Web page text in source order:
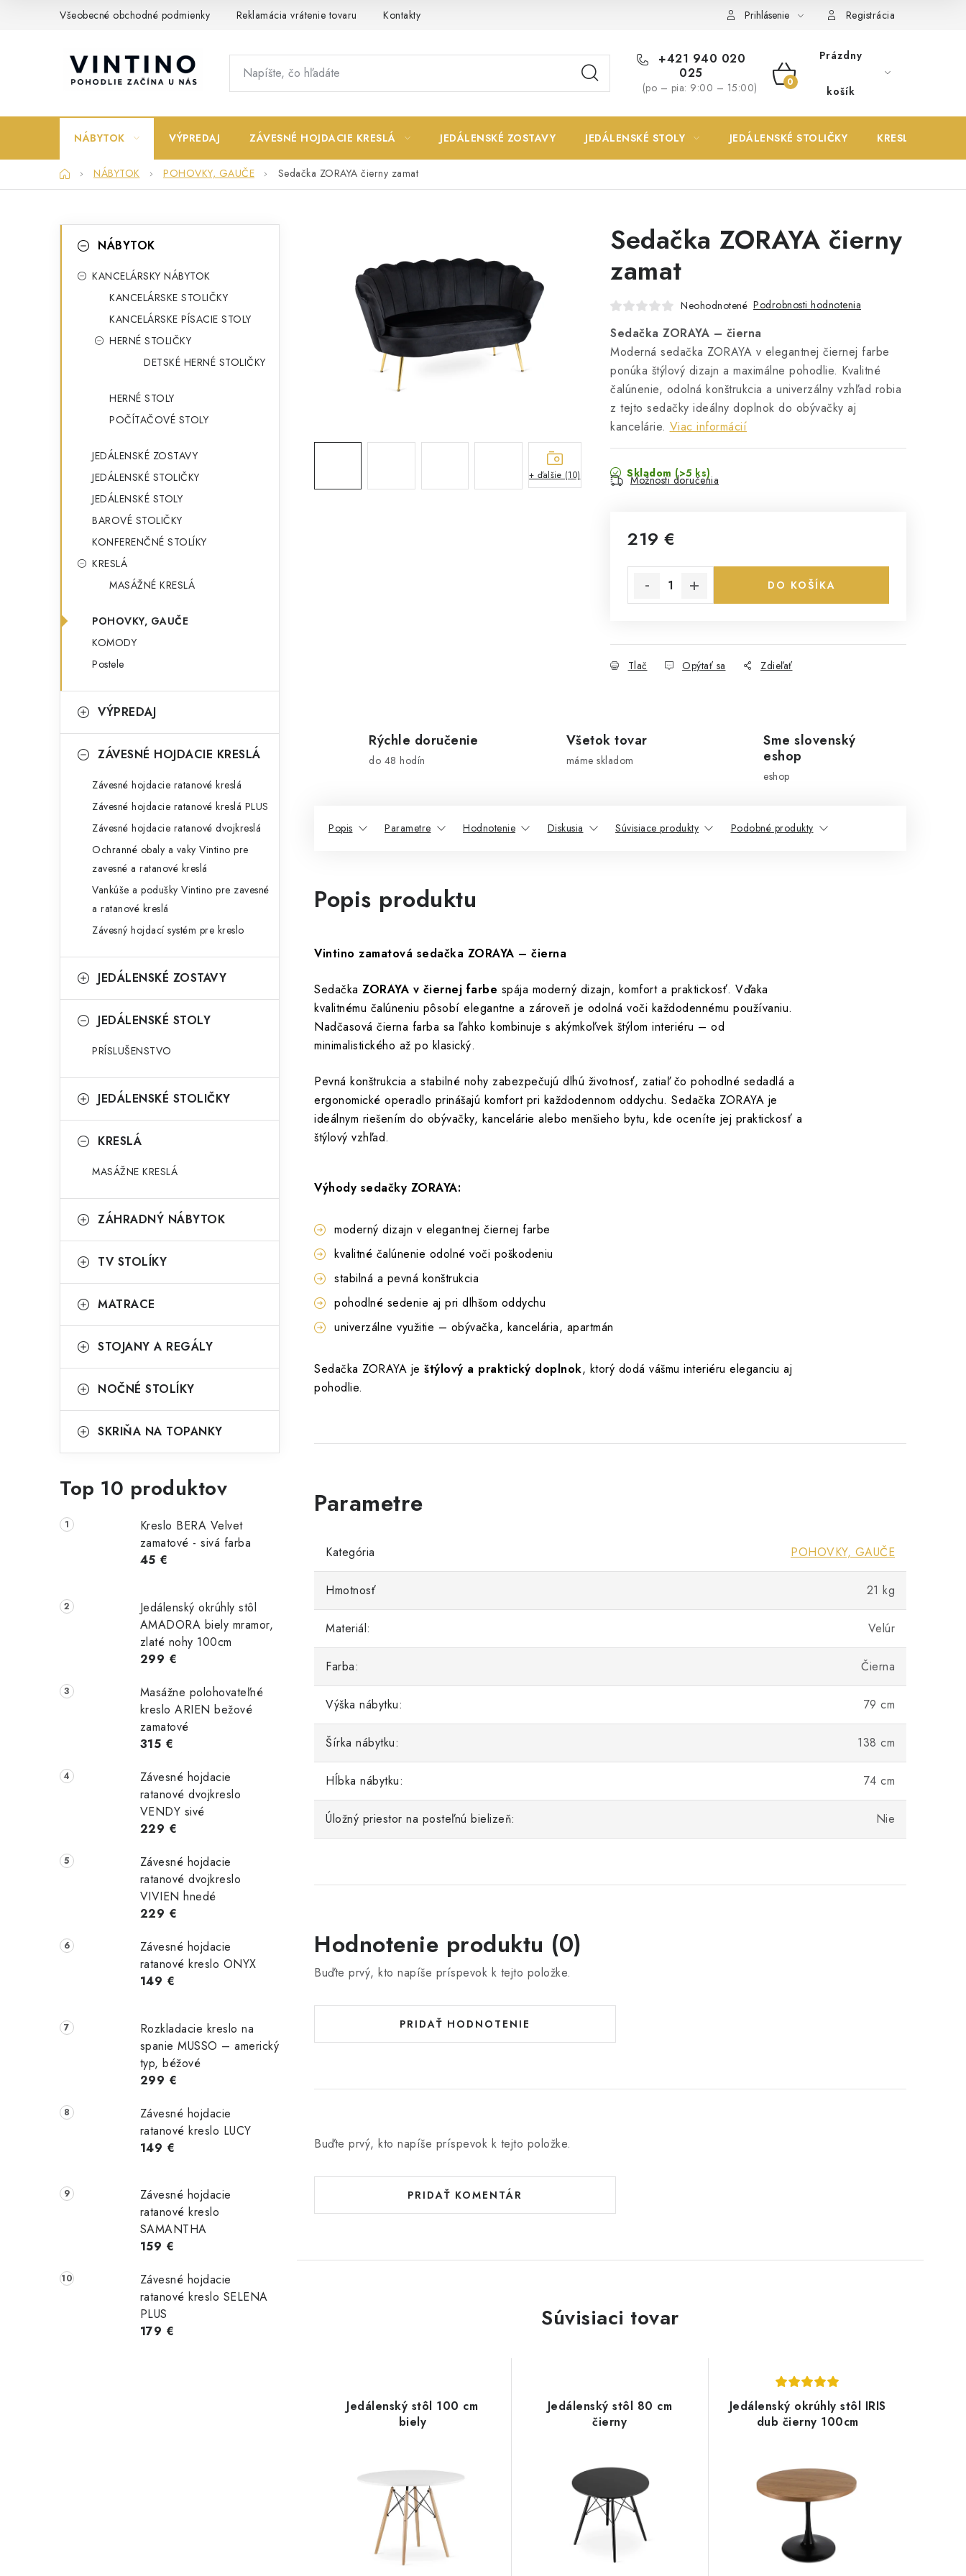
Všeobecné obchodné podmienky Reklamácia vrátenie tovaru Kontakty Prihlásenie Registrácia
+421 940 020
025
(po – pia: 9:00 – 15:00)
NÁKUPNÝ
Prázdny
košík
NÁBYTOK VÝPREDAJ ZÁVESNÉ HOJDACIE KRESLÁ JEDÁLENSKÉ ZOSTAVY JEDÁLENSKÉ STOLY JEDÁLENSKÉ STOLIČKY KRESLÁ
DomovNÁBYTOK POHOVKY, GAUČE Sedačka ZORAYA čierny zamat
kategórieNÁBYTOK
KANCELÁRSKY NÁBYTOK
KANCELÁRSKE STOLIČKY
KANCELÁRSKE PÍSACIE STOLY
HERNÉ STOLIČKY
DETSKÉ HERNÉ STOLIČKY
HERNÉ STOLY
POČÍTAČOVÉ STOLY
JEDÁLENSKÉ ZOSTAVY
JEDÁLENSKÉ STOLIČKY
JEDÁLENSKÉ STOLY
BAROVÉ STOLIČKY
KONFERENČNÉ STOLÍKY
KRESLÁ
MASÁŽNÉ KRESLÁ
POHOVKY, GAUČE
KOMODY
Postele
VÝPREDAJ
ZÁVESNÉ HOJDACIE KRESLÁ
Závesné hojdacie ratanové kreslá
Závesné hojdacie ratanové kreslá PLUS
Závesné hojdacie ratanové dvojkreslá
Ochranné obaly a vaky Vintino pre
zavesné a ratanové kreslá
Vankúše a podušky Vintino pre zavesné
a ratanové kreslá
Závesný hojdací systém pre kreslo
JEDÁLENSKÉ ZOSTAVY
JEDÁLENSKÉ STOLY
PRÍSLUŠENSTVO
JEDÁLENSKÉ STOLIČKY
KRESLÁ
MASÁŽNE KRESLÁ
ZÁHRADNÝ NÁBYTOK
TV STOLÍKY
MATRACE
STOJANY A REGÁLY
NOČNÉ STOLÍKY
SKRIŇA NA TOPANKY
Top 10 produktov
Kreslo BERA Velvet
zamatové - sivá farba
45 €
Jedálenský okrúhly stôl
AMADORA biely mramor,
zlaté nohy 100cm
299 €
Masážne polohovateľné
kreslo ARIEN bežové
zamatové
315 €
Závesné hojdacie
ratanové dvojkreslo
VENDY sivé
229 €
Závesné hojdacie
ratanové dvojkreslo
VIVIEN hnedé
229 €
Závesné hojdacie
ratanové kreslo ONYX
149 €
Rozkladacie kreslo na
spanie MUSSO – americký
typ, béžové
299 €
Závesné hojdacie
ratanové kreslo LUCY
149 €
Závesné hojdacie
ratanové kreslo
SAMANTHA
159 €
Závesné hojdacie
ratanové kreslo SELENA
PLUS
179 €
Sedačka ZORAYA čierny
zamat
Neohodnotené Podrobnosti hodnotenia
Sedačka ZORAYA – čierna
Moderná sedačka ZORAYA v elegantnej čiernej farbe
ponúka štýlový dizajn a maximálne pohodlie. Kvalitné
čalúnenie, odolná konštrukcia a univerzálny vzhľad robia
z tejto sedačky ideálny doplnok do obývačky aj
kancelárie. Viac informácií
Skladom (>5 ks)
Možnosti doručenia
219 €
DO KOŠÍKA
Tlač Opýtať sa Zdieľať
+ ďalšie (10)
Rýchle doručenie
do 48 hodín
Všetok tovar
máme skladom
Sme slovenský
eshop
eshop
Popis Parametre Hodnotenie Diskusia Súvisiace produkty Podobné produkty
Popis produktu
Vintino zamatová sedačka ZORAYA – čierna
Sedačka ZORAYA v čiernej farbe spája moderný dizajn, komfort a praktickosť. Vďaka
kvalitnému čalúneniu pôsobí elegantne a zároveň je odolná voči každodennému používaniu.
Nadčasová čierna farba sa ľahko kombinuje s akýmkoľvek štýlom interiéru – od
minimalistického až po klasický.
Pevná konštrukcia a stabilné nohy zabezpečujú dlhú životnosť, zatiaľ čo pohodlné sedadlá a
ergonomické operadlo prinášajú komfort pri každodennom oddychu. Sedačka ZORAYA je
ideálnym riešením do obývačky, kancelárie alebo menšieho bytu, kde oceníte jej praktickosť a
štýlový vzhľad.
Výhody sedačky ZORAYA:
moderný dizajn v elegantnej čiernej farbe
kvalitné čalúnenie odolné voči poškodeniu
stabilná a pevná konštrukcia
pohodlné sedenie aj pri dlhšom oddychu
univerzálne využitie – obývačka, kancelária, apartmán
Sedačka ZORAYA je štýlový a praktický doplnok, ktorý dodá vášmu interiéru eleganciu aj
pohodlie.
Kategória POHOVKY, GAUČE
Hmotnosť 21 kg
Materiál: Velúr
Farba: Čierna
Výška nábytku: 79 cm
Šírka nábytku: 138 cm
Hĺbka nábytku: 74 cm
Úložný priestor na posteľnú bielizeň: Nie
Hodnotenie produktu (0)
Buďte prvý, kto napíše príspevok k tejto položke.
PRIDAŤ HODNOTENIE
Buďte prvý, kto napíše príspevok k tejto položke.
PRIDAŤ KOMENTÁR
Súvisiaci tovar
Jedálenský stôl 100 cm
biely
Jedálenský stôl 80 cm
čierny
Jedálenský okrúhly stôl IRIS
dub čierny 100cm